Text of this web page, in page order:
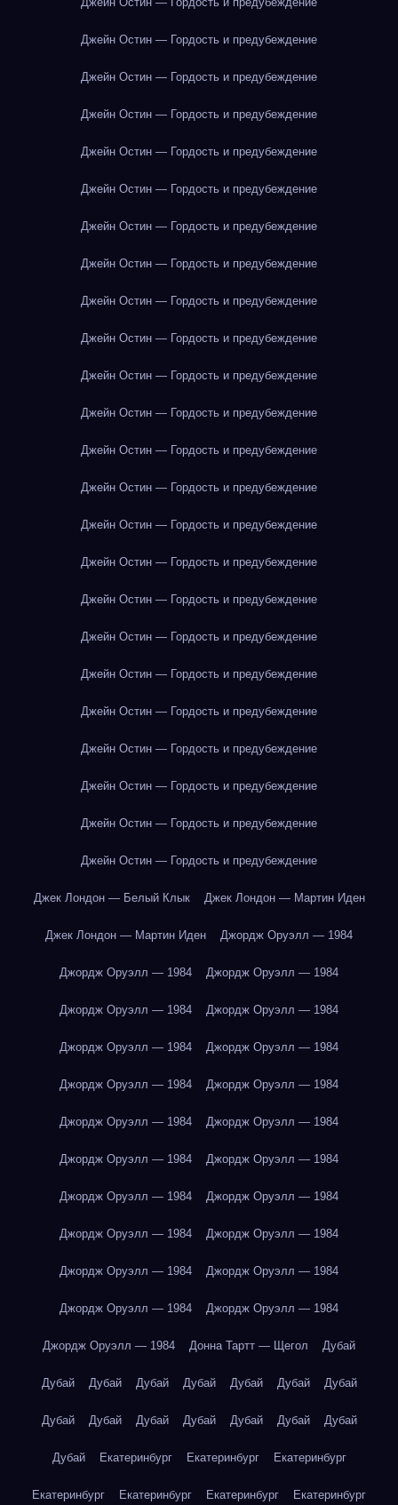
Джейн Остин — Гордость и предубеждение
Джейн Остин — Гордость и предубеждение
Джейн Остин — Гордость и предубеждение
Джейн Остин — Гордость и предубеждение
Джейн Остин — Гордость и предубеждение
Джейн Остин — Гордость и предубеждение
Джейн Остин — Гордость и предубеждение
Джейн Остин — Гордость и предубеждение
Джейн Остин — Гордость и предубеждение
Джейн Остин — Гордость и предубеждение
Джейн Остин — Гордость и предубеждение
Джейн Остин — Гордость и предубеждение
Джейн Остин — Гордость и предубеждение
Джейн Остин — Гордость и предубеждение
Джейн Остин — Гордость и предубеждение
Джейн Остин — Гордость и предубеждение
Джейн Остин — Гордость и предубеждение
Джейн Остин — Гордость и предубеждение
Джейн Остин — Гордость и предубеждение
Джейн Остин — Гордость и предубеждение
Джейн Остин — Гордость и предубеждение
Джейн Остин — Гордость и предубеждение
Джейн Остин — Гордость и предубеждение
Джек Лондон — Белый Клык Джек Лондон — Мартин Иден
Джек Лондон — Мартин Иден Джордж Оруэлл — 1984
Джордж Оруэлл — 1984 Джордж Оруэлл — 1984
Джордж Оруэлл — 1984 Джордж Оруэлл — 1984
Джордж Оруэлл — 1984 Джордж Оруэлл — 1984
Джордж Оруэлл — 1984 Джордж Оруэлл — 1984
Джордж Оруэлл — 1984 Джордж Оруэлл — 1984
Джордж Оруэлл — 1984 Джордж Оруэлл — 1984
Джордж Оруэлл — 1984 Джордж Оруэлл — 1984
Джордж Оруэлл — 1984 Джордж Оруэлл — 1984
Джордж Оруэлл — 1984 Джордж Оруэлл — 1984
Джордж Оруэлл — 1984 Джордж Оруэлл — 1984
Джордж Оруэлл — 1984 Донна Тартт — Щегол Дубай
Дубай Дубай Дубай Дубай Дубай Дубай Дубай
Дубай Дубай Дубай Дубай Дубай Дубай Дубай
Дубай Екатеринбург Екатеринбург Екатеринбург
Екатеринбург Екатеринбург Екатеринбург Екатеринбург